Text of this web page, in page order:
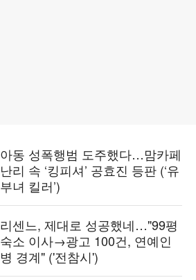
아동 성폭행범 도주했다…맘카페
난리 속 ‘킹피셔’ 공효진 등판 (‘유
부녀 킬러’)
리센느, 제대로 성공했네…"99평
숙소 이사→광고 100건, 연예인
병 경계" ('전참시')